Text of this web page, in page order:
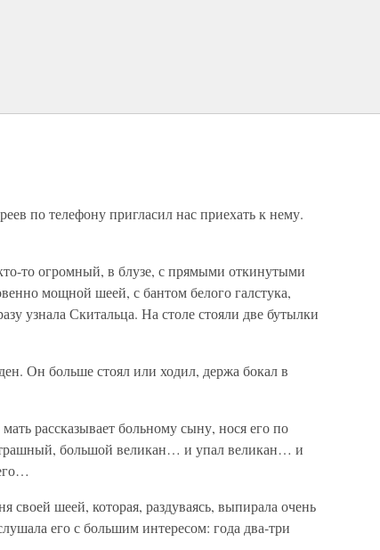
по телефону пригласил нас приехать к нему.
то огромный, в блузе, с прямыми откинутыми
мощной шеей, с бантом белого галстука,
узнала Скитальца. На столе стояли две бутылки
Он больше стоял или ходил, держа бокал в
рассказывает больному сыну, нося его по
большой великан… и упал великан… и
своей шеей, которая, раздуваясь, выпирала очень
его с большим интересом: года два-три